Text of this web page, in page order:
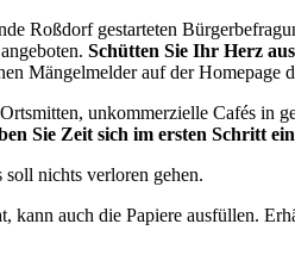
Roßdorf gestarteten
Schütten Sie Ihr Herz
Mängelmelder auf der Homepage
unkommerzielle Cafés in
Sie Zeit sich im ersten Schritt
nichts verloren gehen.
kann auch die Papiere ausfüllen.